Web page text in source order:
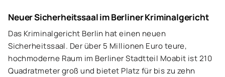
Neuer Sicherheitssaal im Berliner Kriminalgericht
Das Kriminalgericht Berlin hat einen neuen
Sicherheitssaal. Der über 5 Millionen Euro teure,
hochmoderne Raum im Berliner Stadtteil Moabit ist 210
Quadratmeter groß und bietet Platz für bis zu zehn